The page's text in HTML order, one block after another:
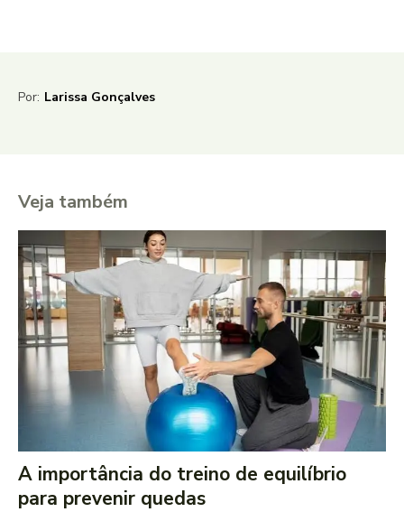
Por: Larissa Gonçalves
Veja também
A importância do treino de equilíbrio
para prevenir quedas